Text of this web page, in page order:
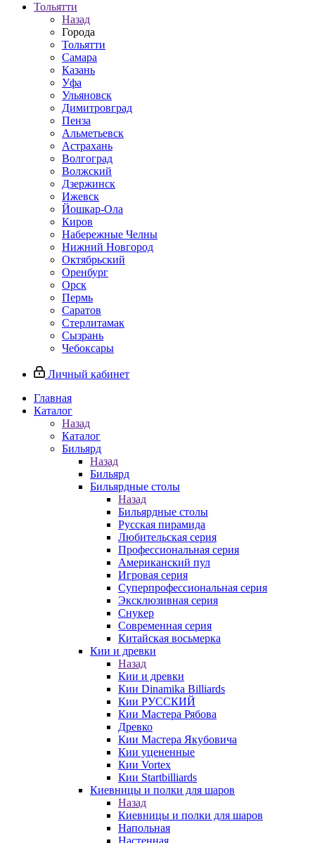
Тольятти
Назад
Города
Тольятти
Самара
Казань
Уфа
Ульяновск
Димитровград
Пенза
Альметьевск
Астрахань
Волгоград
Волжский
Дзержинск
Ижевск
Йошкар-Ола
Киров
Набережные Челны
Нижний Новгород
Октябрьский
Оренбург
Орск
Пермь
Саратов
Стерлитамак
Сызрань
Чебоксары
Личный кабинет
Главная
Каталог
Назад
Каталог
Бильярд
Назад
Бильярд
Бильярдные столы
Назад
Бильярдные столы
Русская пирамида
Любительская серия
Профессиональная серия
Американский пул
Игровая серия
Суперпрофессиональная серия
Эксклюзивная серия
Снукер
Современная серия
Китайская восьмерка
Кии и древки
Назад
Кии и древки
Кии Dinamika Billiards
Кии РУССКИЙ
Кии Мастера Рябова
Древко
Кии Мастера Якубовича
Кии уцененные
Кии Vortex
Кии Startbilliards
Киевницы и полки для шаров
Назад
Киевницы и полки для шаров
Напольная
Настенная